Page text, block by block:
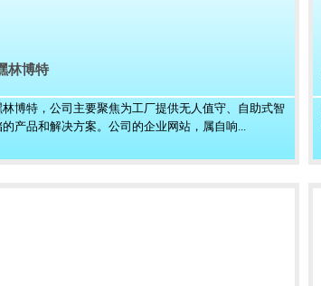
林博特
林博特，公司主要聚焦为工厂提供无人值守、自助式智
产品和解决方案。公司的企业网站，属自响...